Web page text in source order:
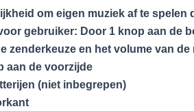
om eigen muziek af te spelen
gebruiker: Door 1 knop aan de
zenderkeuze en het volume van
aan de voorzijde
(niet inbegrepen)